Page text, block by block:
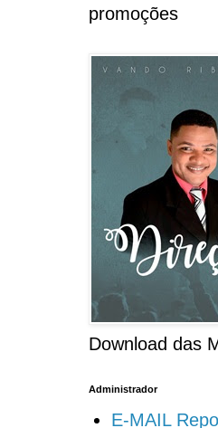
promoções
Download das
Administrador
E-MAIL